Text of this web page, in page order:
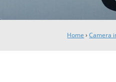
Home ›Camera